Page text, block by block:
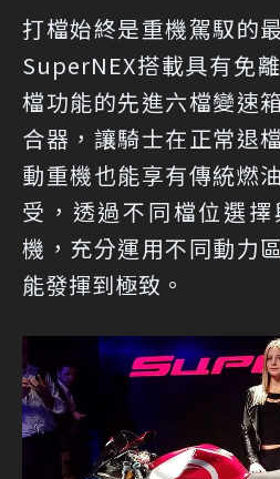
打檔始終是重機駕馭的
SuperNEX搭載具有免
檔功能的先進六檔變速
合器，讓騎士在正常退
動重機也能享有傳統燃
受，透過不同檔位選
機，充分運用不同動力
能發揮到極致。